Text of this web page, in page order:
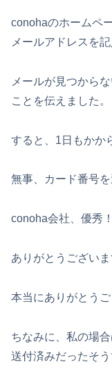
conohaのホームペ
メールアドレスを記
メールが見つから
ことを伝えました。
すると、1日もかか
無事、カード番号
conoha会社、優秀
ありがとうございま
本当にありがとうご
ちなみに、私の場
送付済みだったそう